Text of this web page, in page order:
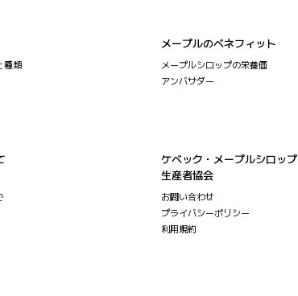
種類
メープルのベネフィット
メープルシロップの栄養価
アンバサダー
ケベック・メープルシロップ
生産者協会
お問い合わせ
プライバシーポリシー
利用規約